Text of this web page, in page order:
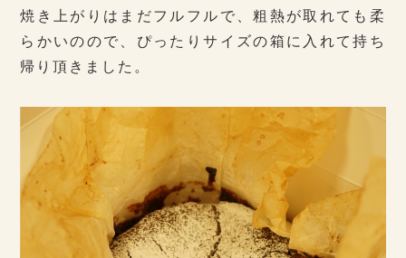
焼き上がりはまだフルフルで、粗熱が取れても柔
らかいのので、ぴったりサイズの箱に入れて持ち
帰り頂きました。